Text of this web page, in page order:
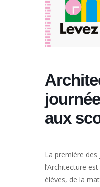
aux
La première des
l’Architecture
élèves, de la